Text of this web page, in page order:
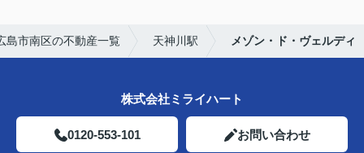
島市南区の不動産一覧 天神川駅 メゾン・ド・ヴェルディ
株式会社ミライハート
0120-553-101 お問い合わせ